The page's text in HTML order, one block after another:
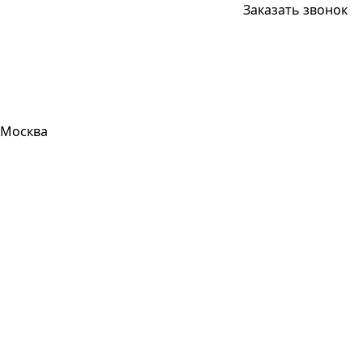
Москва
Заказать звонок